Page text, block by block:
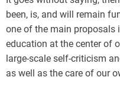
been, is, and will remain
one of the main proposals
education at the center of
large-scale self-criticism
as well as the care of our